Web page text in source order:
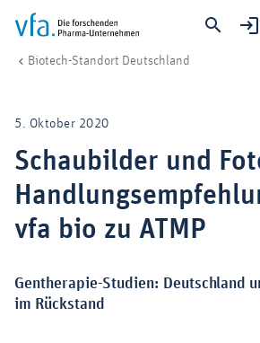
Forschung & Entwicklung
Gesundheit & Versorgung
Wirtschaft & Standort
Digitalisierung & KI
Verband & Mitglieder
Mitglied werden!
Biotech-Standort Deutschland
5. Oktober 2020
Schaubilder und
vfa bio zu ATMP